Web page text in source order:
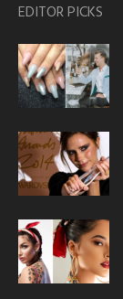
EDITOR PICKS